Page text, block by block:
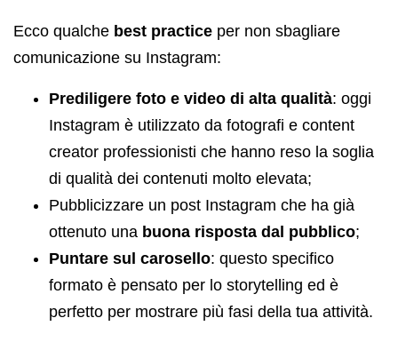
Ecco qualche best practice per non sbagliare
comunicazione su Instagram:
Prediligere foto e video di alta qualità: oggi
Instagram è utilizzato da fotografi e content
creator professionisti che hanno reso la soglia
di qualità dei contenuti molto elevata;
Pubblicizzare un post Instagram che ha già
ottenuto una buona risposta dal pubblico;
Puntare sul carosello: questo specifico
formato è pensato per lo storytelling ed è
perfetto per mostrare più fasi della tua attività.